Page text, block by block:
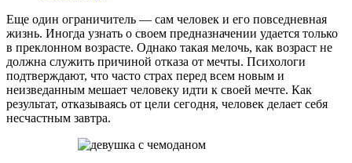
Еще один ограничитель — сам человек и его повседневная
жизнь. Иногда узнать о своем предназначении удается только
в преклонном возрасте. Однако такая мелочь, как возраст не
должна служить причиной отказа от мечты. Психологи
подтверждают, что часто страх перед всем новым и
неизведанным мешает человеку идти к своей мечте. Как
результат, отказываясь от цели сегодня, человек делает себя
несчастным завтра.